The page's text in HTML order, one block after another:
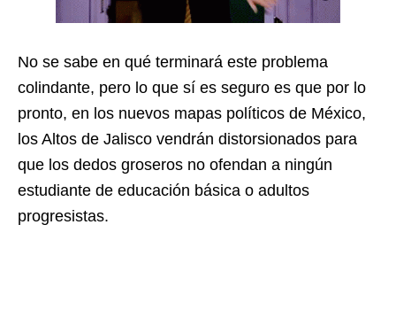
No se sabe en qué terminará este problema
colindante, pero lo que sí es seguro es que por lo
pronto, en los nuevos mapas políticos de México,
los Altos de Jalisco vendrán distorsionados para
que los dedos groseros no ofendan a ningún
estudiante de educación básica o adultos
progresistas.